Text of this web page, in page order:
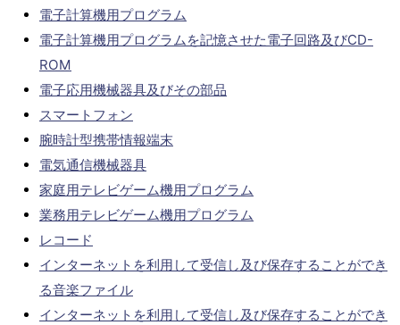
電子計算機用プログラム
電子計算機用プログラムを記憶させた電子回路及びCD-
ROM
電子応用機械器具及びその部品
スマートフォン
腕時計型携帯情報端末
電気通信機械器具
家庭用テレビゲーム機用プログラム
業務用テレビゲーム機用プログラム
レコード
インターネットを利用して受信し及び保存することができ
る音楽ファイル
インターネットを利用して受信し及び保存することができ